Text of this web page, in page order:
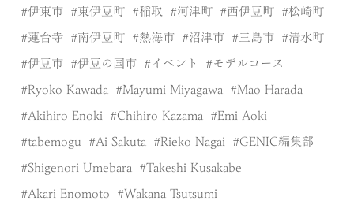
伊東市 東伊豆町 稲取 河津町 西伊豆町 松崎町
蓮台寺 南伊豆町 熱海市 沼津市 三島市 清水町
伊豆市 伊豆の国市 イベント モデルコース
Ryoko Kawada Mayumi Miyagawa Mao Harada
Akihiro Enoki Chihiro Kazama Emi Aoki
tabemogu Ai Sakuta Rieko Nagai GENIC編集部
Shigenori Umebara Takeshi Kusakabe
Akari Enomoto Wakana Tsutsumi